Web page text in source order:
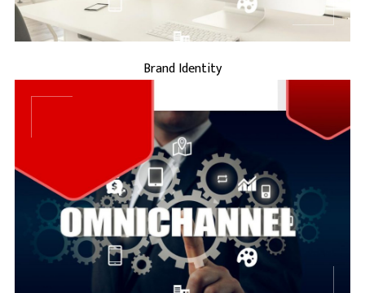
Brand Identity
...
BRAND MARKETING